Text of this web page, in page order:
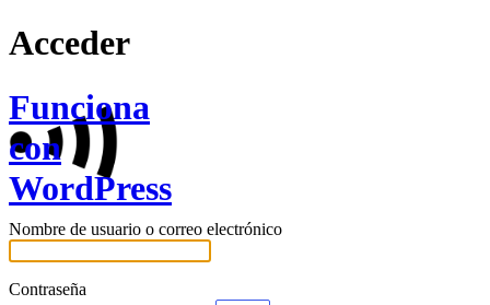
Acceder
Funciona
con
WordPress
Nombre de usuario o correo electrónico
Contraseña